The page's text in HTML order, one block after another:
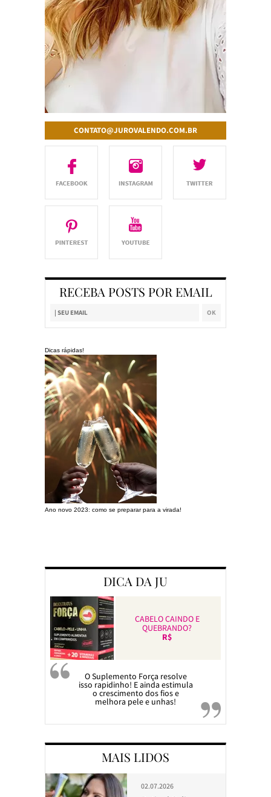
CONTATO@JUROVALENDO.COM.BR
RECEBA POSTS POR EMAIL
Dicas rápidas!
Ano novo 2023: como se preparar para a virada!
DICA DA JU
CABELO CAINDO E
QUEBRANDO?
R$
O Suplemento Força resolve
isso rapidinho! E ainda estimula
o crescimento dos fios e
melhora pele e unhas!
MAIS LIDOS
02.07.2026